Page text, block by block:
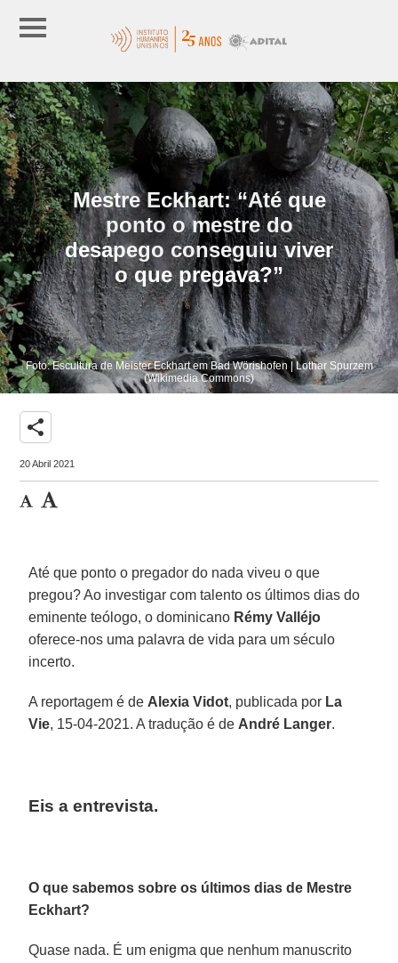
Mestre Eckhart: “Até que
ponto o mestre do
desapego conseguiu viver
o que pregava?”
Foto: Escultura de Meister Eckhart em Bad Wörishofen | Lothar Spurzem
(Wikimedia Commons)
share
20 Abril 2021
Até que ponto o pregador do nada viveu o que
pregou? Ao investigar com talento os últimos dias do
eminente teólogo, o dominicano Rémy Valléjo
oferece-nos uma palavra de vida para um século
incerto.
A reportagem é de Alexia Vidot, publicada por La
Vie, 15-04-2021. A tradução é de André Langer.
Eis a entrevista.
O que sabemos sobre os últimos dias de Mestre
Eckhart?
Quase nada. É um enigma que nenhum manuscrito